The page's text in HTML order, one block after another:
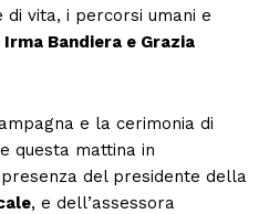
vita, i percorsi umani e
Bandiera e Grazia
e la cerimonia di
questa mattina in
del presidente della
, e dell’assessora